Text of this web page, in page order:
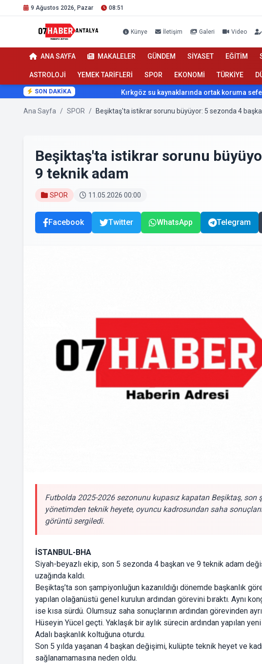
9 Ağustos 2026, Pazar 08:51
Künye İletişim Galeri Video
ANA SAYFA MAKALELER GÜNDEM SİYASET EĞİTİM
ASTROLOJİ YEMEK TARİFLERİ SPOR EKONOMİ TÜRKİYE
SON DAKİKA Kırkgöz su kaynaklarında ortak koruma seferberliği
Ana Sayfa / SPOR / Beşiktaş'ta istikrar sorunu büyüyor: 5 sezonda 4
Beşiktaş'ta istikrar sorunu
9 teknik adam
SPOR 11.05.2026 00:00
Facebook Twitter WhatsApp Telegram
Futbolda 2025-2026 sezonunu kupasız kapatan Beşiktaş, son
yönetimden teknik heyete, oyuncu kadrosundan saha
görüntü sergiledi.
İSTANBUL-BHA
Siyah-beyazlı ekip, son 5 sezonda 4 başkan ve 9 teknik adam
uzağında kaldı.
Beşiktaş’ta son şampiyonluğun kazanıldığı dönemde başkanlık
yapılan olağanüstü genel kurulun ardından görevini bıraktı. Aynı
ise kısa sürdü. Olumsuz saha sonuçlarının ardından görevinden
Hüseyin Yücel geçti. Yaklaşık bir aylık sürecin ardından yapılan
Adalı başkanlık koltuğuna oturdu.
Son 5 yılda yaşanan 4 başkan değişimi, kulüpte teknik heyet ve
sağlanamamasına neden oldu.